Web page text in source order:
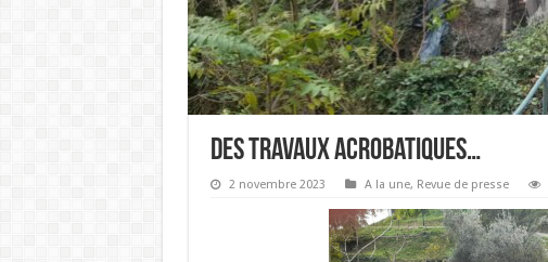
Des travaux acrobatiques…
2 novembre 2023 A la une, Revue de presse